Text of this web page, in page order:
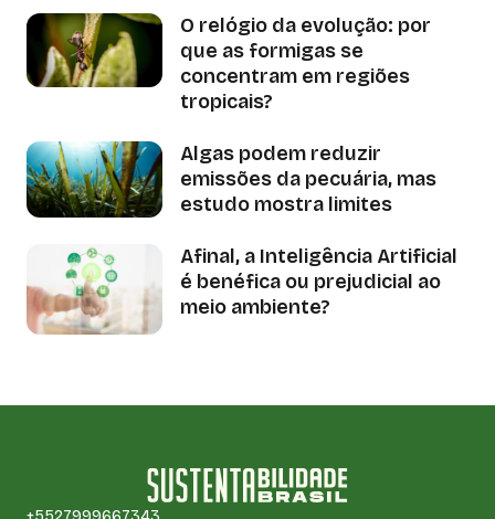
O relógio da evolução: por
que as formigas se
concentram em regiões
tropicais?
Algas podem reduzir
emissões da pecuária, mas
estudo mostra limites
Afinal, a Inteligência Artificial
é benéfica ou prejudicial ao
meio ambiente?